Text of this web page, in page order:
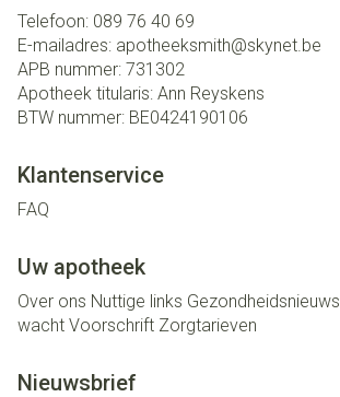
Telefoon: 089 76 40 69
E-mailadres: apotheeksmith@skynet.be
APB nummer: 731302
Apotheek titularis: Ann Reyskens
BTW nummer: BE0424190106
Klantenservice
FAQ
Uw apotheek
Over ons Nuttige links Gezondheidsnieuws
wacht Voorschrift Zorgtarieven
Nieuwsbrief